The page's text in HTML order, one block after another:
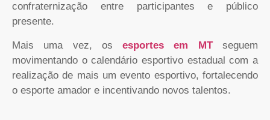
confraternização entre participantes e público
presente.
Mais uma vez, osesportes em MTseguem
movimentando o calendário esportivo estadual com a
realização de mais um evento esportivo, fortalecendo
o esporte amador e incentivando novos talentos.